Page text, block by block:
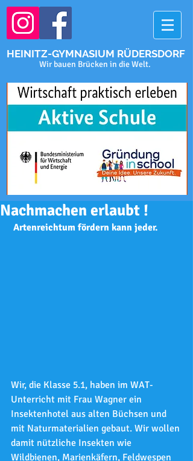
HEINITZ-GYMNASIUM RÜDERSDORF
Wir bauen Brücken in die Welt.
Nachmachen erlaubt !
Artenreichtum fördern kann jeder.
Wir, die Klasse 5.1, haben im WAT-
Unterricht mit Frau Wagner ein
Insektenhotel aus alten Büchsen und
mit Naturmaterialien gebaut. Wir wollen
damit nützliche Insekten wie
Wildbienen, Marienkäfern, Feldwespen